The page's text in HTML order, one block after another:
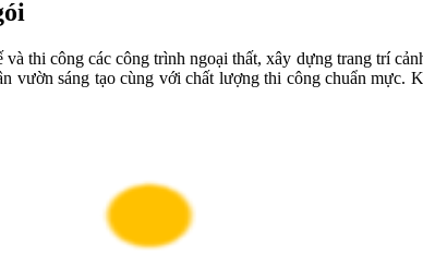
thi công các công trình ngoại thất, xây dựng trang trí
vườn sáng tạo cùng với chất lượng thi công chuẩn